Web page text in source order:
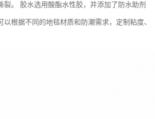
。 胶水选用酸酯水性胶，并添加了防水助剂
根据不同的地毯材质和防潮需求，定制粘度、